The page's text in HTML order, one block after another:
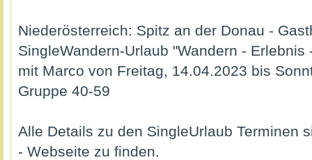
Niederösterreich: Spitz an der Donau -
SingleWandern-Urlaub "Wandern - Erlebnis
mit Marco von Freitag, 14.04.2023 bis
Gruppe 40-59
Alle Details zu den SingleUrlaub Terminen
- Webseite zu finden.